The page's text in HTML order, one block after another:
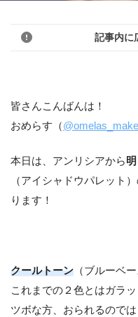
記事内に
皆さんこんばんは！
おめらす（
本日は、アンリシアから
（アイシャドウパレット
ります！
クールトーン （ブルーベ
これまでの２色とはガラ
ツボな方、おられるのでは